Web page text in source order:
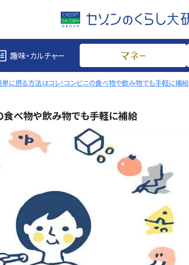
趣味・カルチャー
に摂る方法はコレ！コンビニの食べ物や飲み物でも手軽に補給
食べ物や飲み物でも手軽に補給